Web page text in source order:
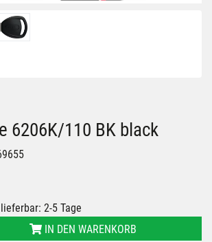
6206K/110 BK black
2-5 Tage
IN DEN WARENKORB